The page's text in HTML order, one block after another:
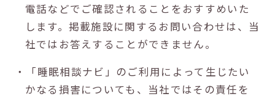
電話などでご確認されることをおすすめいた
します。掲載施設に関するお問い合わせは、当
社ではお答えすることができません。
・「睡眠相談ナビ」のご利用によって生じたい
かなる損害についても、当社ではその責任を